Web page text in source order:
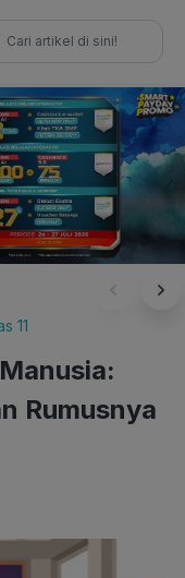
11
Rumusnya